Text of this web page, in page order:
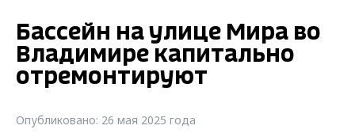
Бассейн на улице Мира во
Владимире капитально
отремонтируют
Опубликовано: 26 мая 2025 года